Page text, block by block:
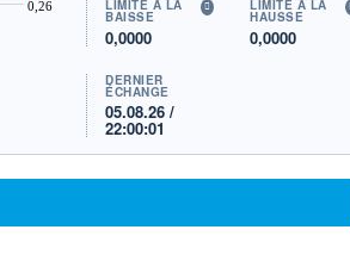
0,26 LIMITE À LA
BAISSE
0,0000
LIMITE À LA
HAUSSE
0,0000
DERNIER
ÉCHANGE
05.08.26 /
22:00:01